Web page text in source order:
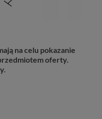
na celu pokazanie
oferty.